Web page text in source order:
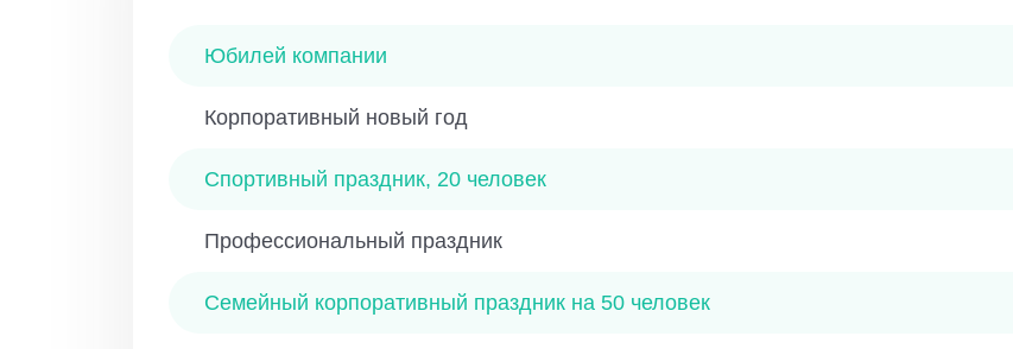
Юбилей компании
Корпоративный новый год
Спортивный праздник, 20 человек
Профессиональный праздник
Семейный корпоративный праздник на 50 человек